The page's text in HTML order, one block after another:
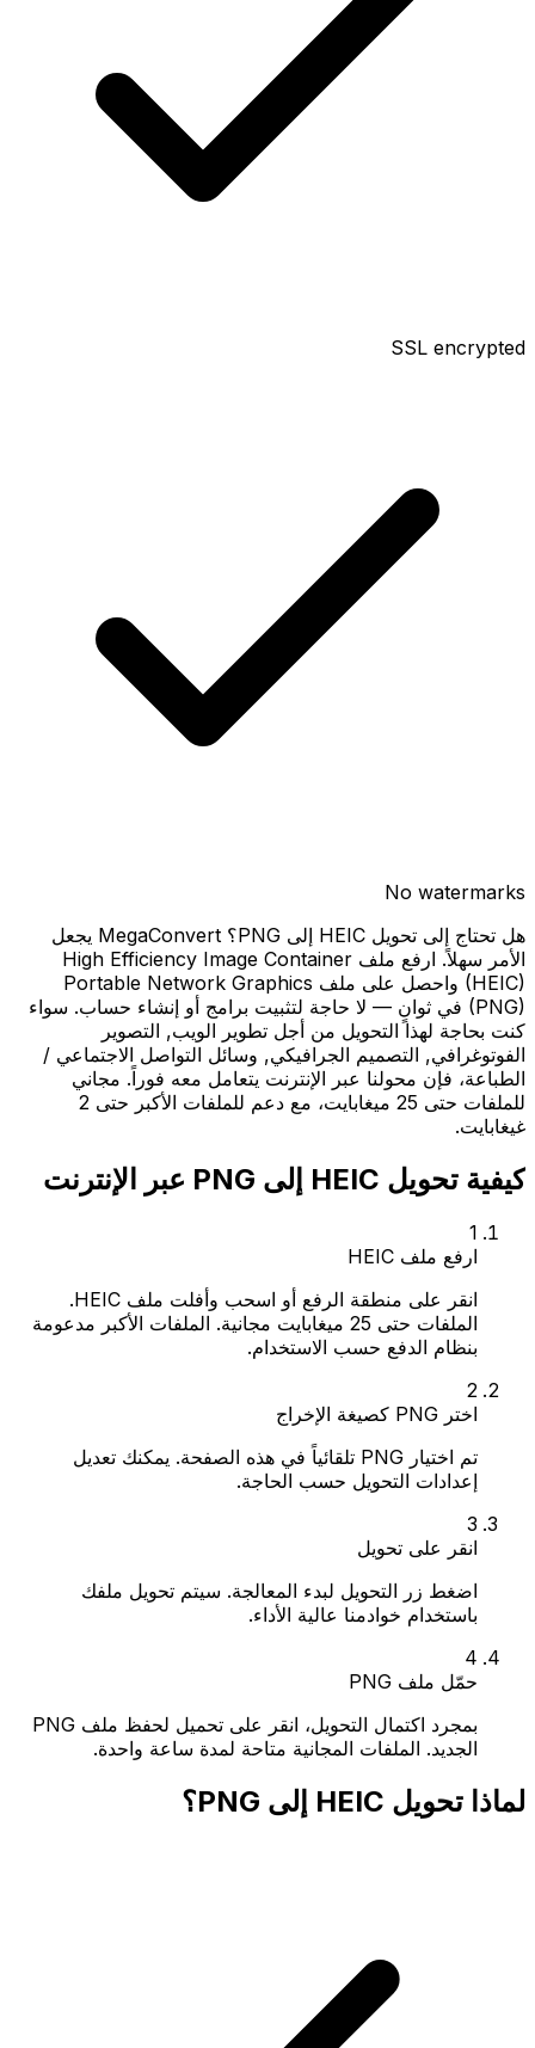
SSL encrypted
No watermarks
هل تحتاج إلى تحويل HEIC إلى PNG؟ MegaConvert يجعل
الأمر سهلاً. ارفع ملف High Efficiency Image Container
(HEIC) واحصل على ملف Portable Network Graphics
(PNG) في ثوانٍ — لا حاجة لتثبيت برامج أو إنشاء حساب. سواء
كنت بحاجة لهذا التحويل من أجل تطوير الويب, التصوير
الفوتوغرافي, التصميم الجرافيكي, وسائل التواصل الاجتماعي /
الطباعة، فإن محولنا عبر الإنترنت يتعامل معه فوراً. مجاني
للملفات حتى 25 ميغابايت، مع دعم للملفات الأكبر حتى 2
غيغابايت.
كيفية تحويل HEIC إلى PNG عبر الإنترنت
1
ارفع ملف HEIC
انقر على منطقة الرفع أو اسحب وأفلت ملف HEIC.
الملفات حتى 25 ميغابايت مجانية. الملفات الأكبر مدعومة
بنظام الدفع حسب الاستخدام.
2
اختر PNG كصيغة الإخراج
تم اختيار PNG تلقائياً في هذه الصفحة. يمكنك تعديل
إعدادات التحويل حسب الحاجة.
3
انقر على تحويل
اضغط زر التحويل لبدء المعالجة. سيتم تحويل ملفك
باستخدام خوادمنا عالية الأداء.
4
حمّل ملف PNG
بمجرد اكتمال التحويل، انقر على تحميل لحفظ ملف PNG
الجديد. الملفات المجانية متاحة لمدة ساعة واحدة.
لماذا تحويل HEIC إلى PNG؟